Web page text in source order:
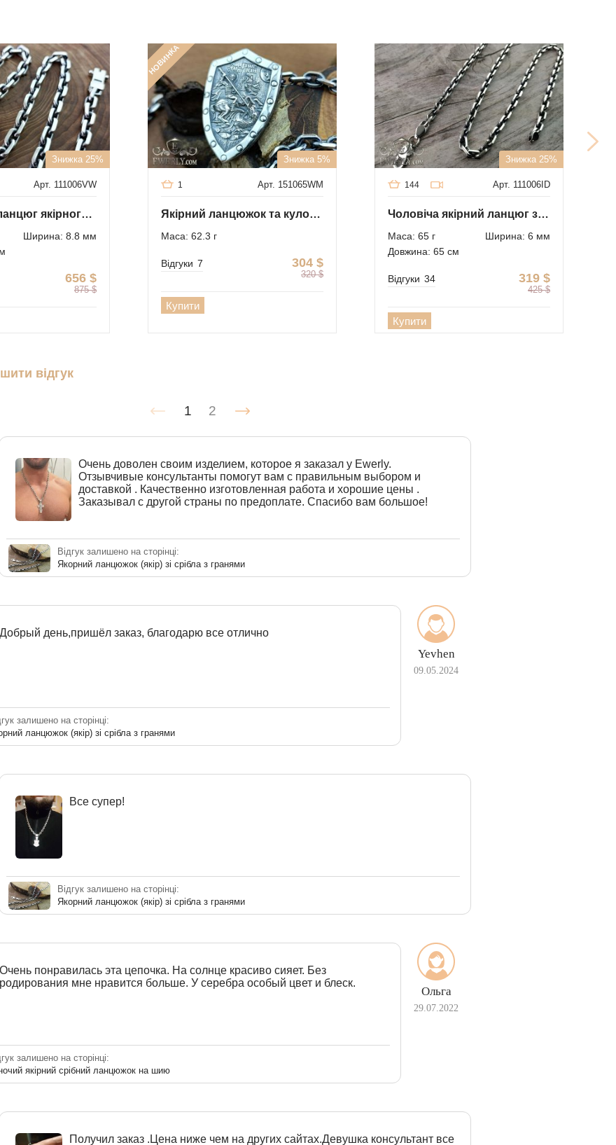
Знижка 25%
Арт. 111006VW
Чоловічий ланцюг якірного плетіння великий
Ширина: 8.8 мм
656 $
875 $
НОВИНКА
Знижка 5%
Арт. 151065WM
1
Якірний ланцюжок та кулон-щит з Георгієм Побєдоносцем
Маса: 62.3 г
304 $
320 $
Відгуки 7
Купити
Знижка 25%
Арт. 111006ID
144
Чоловіча якірний ланцюг з чорнінням
Маса: 65 г
Ширина: 6 мм
Довжина: 65 см
319 $
425 $
Відгуки 34
Купити
відгук
1 2
Очень доволен своим изделием, которое я заказал у Ewerly.
Отзывчивые консультанты помогут вам с правильным выбором и
доставкой . Качественно изготовленная работа и хорошие цены .
Заказывал с другой страны по предоплате. Спасибо вам большое!
Відгук залишено на сторінці:
Якорний ланцюжок (якір) зі срібла з гранями
Yevhen
09.05.2024
Добрый день,пришёл заказ, благодарю все отлично
залишено на сторінці:
ланцюжок (якір) зі срібла з гранями
Все супер!
Відгук залишено на сторінці:
Якорний ланцюжок (якір) зі срібла з гранями
Ольга
29.07.2022
Очень понравилась эта цепочка. На солнце красиво сияет. Без
родирования мне нравится больше. У серебра особый цвет и блеск.
залишено на сторінці:
якірний срібний ланцюжок на шию
Получил заказ .Цена ниже чем на других сайтах.Девушка консультант все